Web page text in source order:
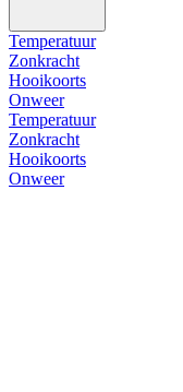
Temperatuur
Zonkracht
Hooikoorts
Onweer
Temperatuur
Zonkracht
Hooikoorts
Onweer